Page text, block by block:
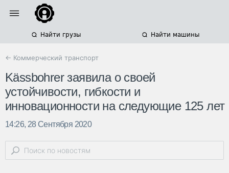
Найти грузы Найти машины
← Коммерческий транспорт
Kässbohrer заявила о своей
устойчивости, гибкости и
инновационности на следующие 125 лет
14:26, 28 Сентября 2020